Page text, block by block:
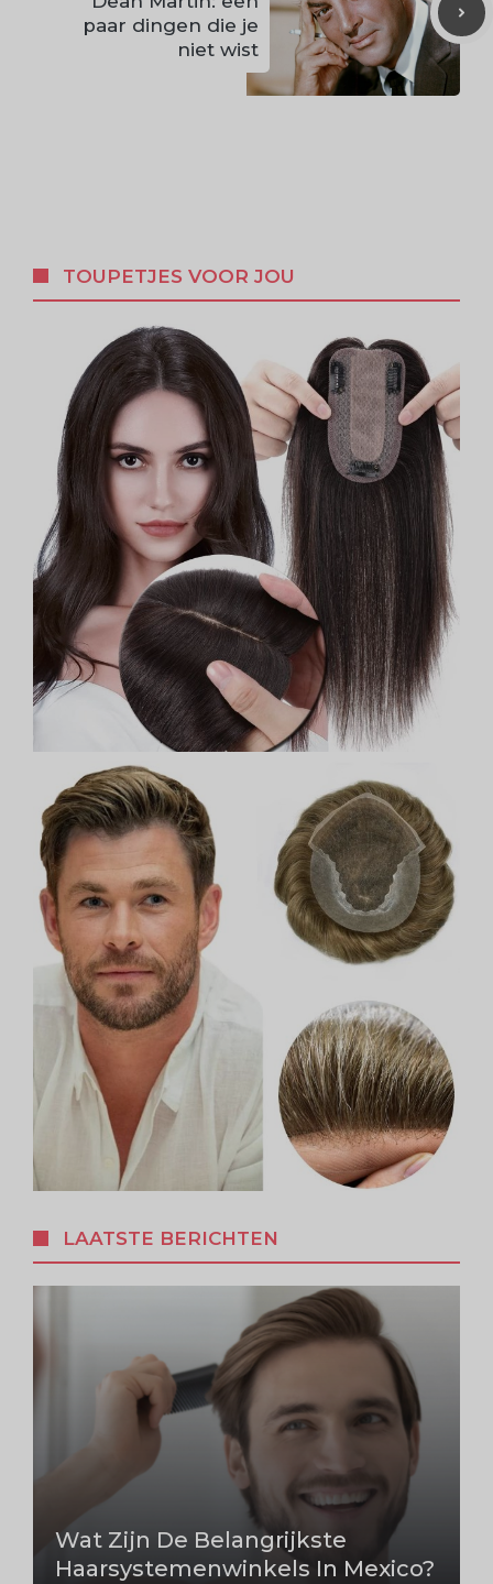
paar dingen die je
niet wist
TOUPETJES VOOR JOU
LAATSTE BERICHTEN
Wat Zijn De Belangrijkste
Haarsystemenwinkels In Mexico?